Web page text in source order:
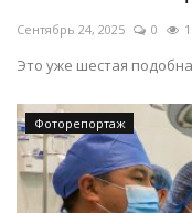
Сентябрь 24, 2025 0
Это уже шестая
Фоторепортаж